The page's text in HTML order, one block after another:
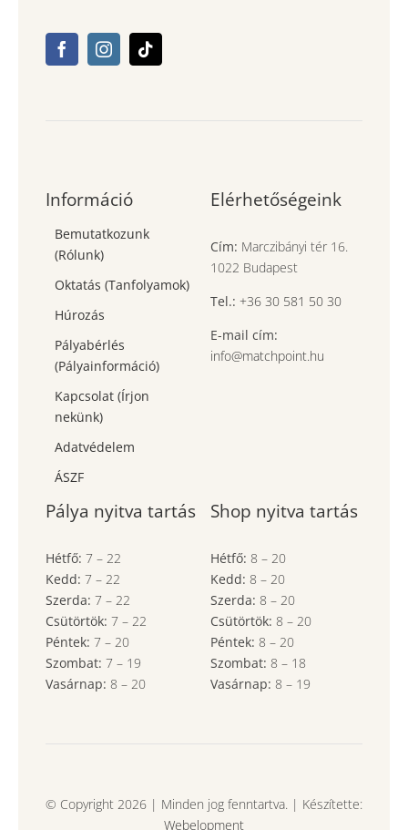
Információ
Bemutatkozunk
(Rólunk)
Oktatás (Tanfolyamok)
Húrozás
Pályabérlés
(Pályainformáció)
Kapcsolat (Írjon
nekünk)
Adatvédelem
ÁSZF
Elérhetőségeink
Cím: Marczibányi tér 16.
1022 Budapest
Tel.: +36 30 581 50 30
E-mail cím:
info@matchpoint.hu
Pálya nyitva tartás
Hétfő: 7 – 22
Kedd: 7 – 22
Szerda: 7 – 22
Csütörtök: 7 – 22
Péntek: 7 – 20
Szombat: 7 – 19
Vasárnap: 8 – 20
Shop nyitva tartás
Hétfő: 8 – 20
Kedd: 8 – 20
Szerda: 8 – 20
Csütörtök: 8 – 20
Péntek: 8 – 20
Szombat: 8 – 18
Vasárnap: 8 – 19
© Copyright 2026 | Minden jog fenntartva. | Készítette:
Webelopment